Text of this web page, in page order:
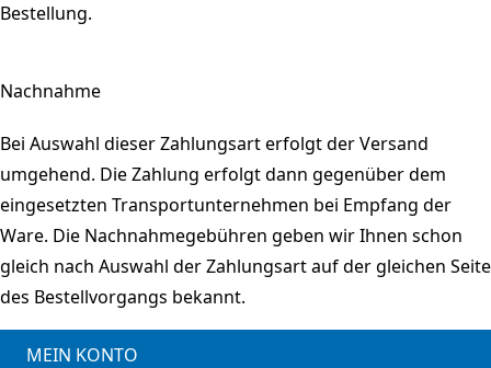
Bestellung.
Nachnahme
Bei Auswahl dieser Zahlungsart erfolgt der Versand
umgehend. Die Zahlung erfolgt dann gegenüber dem
eingesetzten Transportunternehmen bei Empfang der
Ware. Die Nachnahmegebühren geben wir Ihnen schon
gleich nach Auswahl der Zahlungsart auf der gleichen Seite
des Bestellvorgangs bekannt.
MEIN KONTO